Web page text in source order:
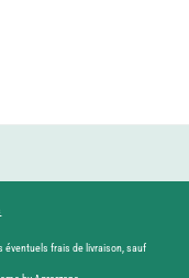
éventuels frais de livraison, sauf